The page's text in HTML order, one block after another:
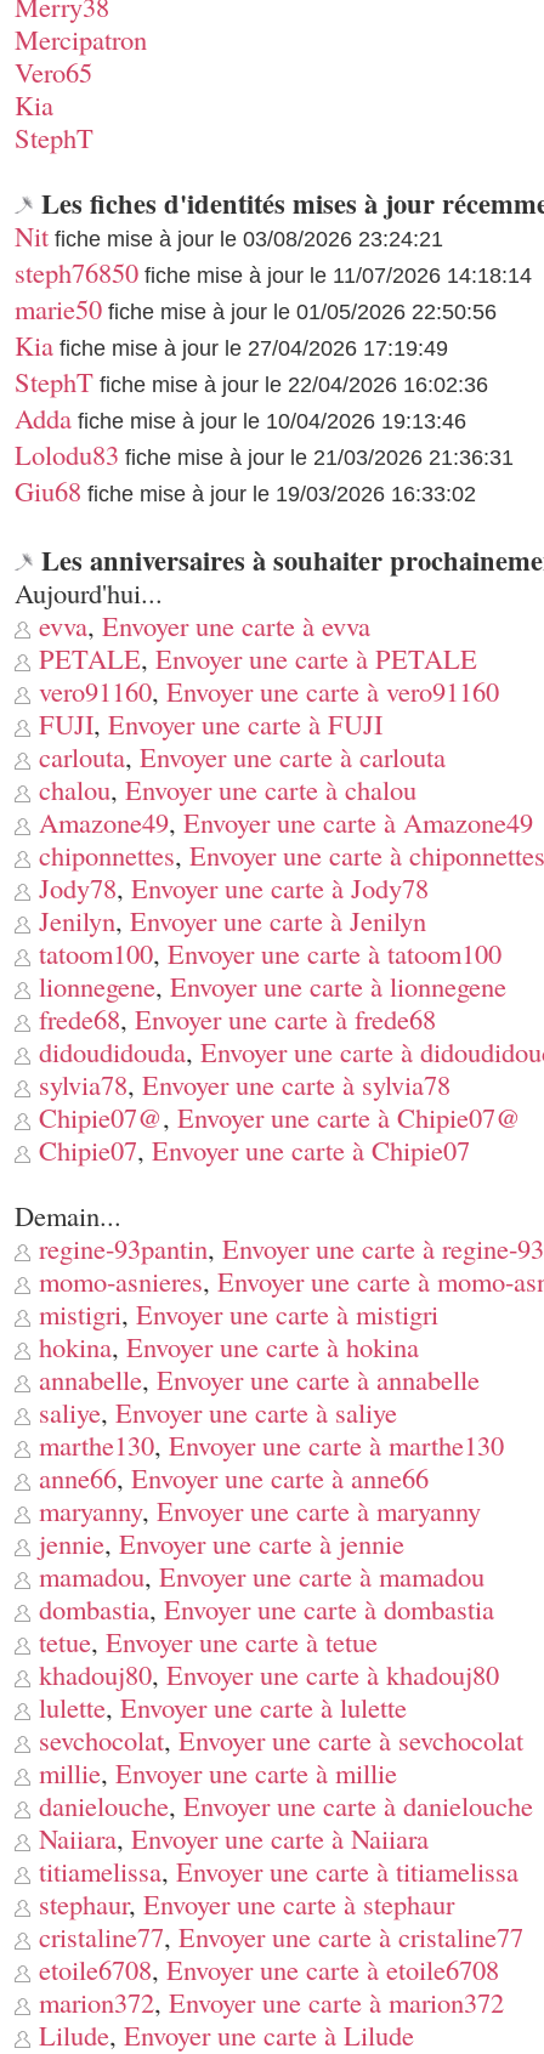
Mercipatron
Vero65
Kia
StephT
Les fiches d'identités mises à jour
Nit fiche mise à jour le 03/08/2026 23:24:21
steph76850 fiche mise à jour le 11/07/2026 14:18:14
marie50 fiche mise à jour le 01/05/2026 22:50:56
Kia fiche mise à jour le 27/04/2026 17:19:49
StephT fiche mise à jour le 22/04/2026 16:02:36
Adda fiche mise à jour le 10/04/2026 19:13:46
Lolodu83 fiche mise à jour le 21/03/2026 21:36:31
Giu68 fiche mise à jour le 19/03/2026 16:33:02
Les anniversaires à souhaiter
Aujourd'hui...
evva, Envoyer une carte à evva
PETALE, Envoyer une carte à PETALE
vero91160, Envoyer une carte à vero91160
FUJI, Envoyer une carte à FUJI
carlouta, Envoyer une carte à carlouta
chalou, Envoyer une carte à chalou
Amazone49, Envoyer une carte à Amazone49
chiponnettes, Envoyer une carte à chiponnettes
Jody78, Envoyer une carte à Jody78
Jenilyn, Envoyer une carte à Jenilyn
tatoom100, Envoyer une carte à tatoom100
lionnegene, Envoyer une carte à lionnegene
frede68, Envoyer une carte à frede68
didoudidouda, Envoyer une carte à
sylvia78, Envoyer une carte à sylvia78
Chipie07@, Envoyer une carte à Chipie07@
Chipie07, Envoyer une carte à Chipie07
Demain...
regine-93pantin, Envoyer une carte à regine-
momo-asnieres, Envoyer une carte à momo-
mistigri, Envoyer une carte à mistigri
hokina, Envoyer une carte à hokina
annabelle, Envoyer une carte à annabelle
saliye, Envoyer une carte à saliye
marthe130, Envoyer une carte à marthe130
anne66, Envoyer une carte à anne66
maryanny, Envoyer une carte à maryanny
jennie, Envoyer une carte à jennie
mamadou, Envoyer une carte à mamadou
dombastia, Envoyer une carte à dombastia
tetue, Envoyer une carte à tetue
khadouj80, Envoyer une carte à khadouj80
lulette, Envoyer une carte à lulette
sevchocolat, Envoyer une carte à sevchocolat
millie, Envoyer une carte à millie
danielouche, Envoyer une carte à danielouche
Naiiara, Envoyer une carte à Naiiara
titiamelissa, Envoyer une carte à titiamelissa
stephaur, Envoyer une carte à stephaur
cristaline77, Envoyer une carte à cristaline77
etoile6708, Envoyer une carte à etoile6708
marion372, Envoyer une carte à marion372
Lilude, Envoyer une carte à Lilude